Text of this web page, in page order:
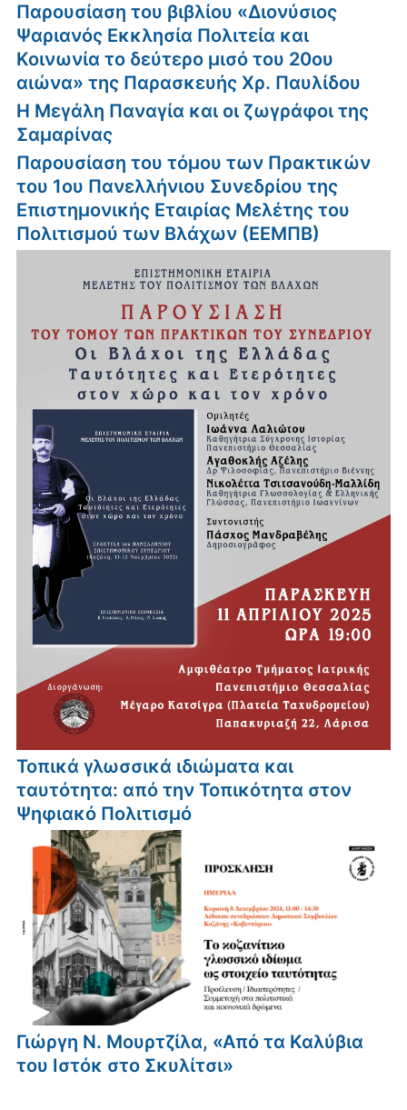
Παρουσίαση του βιβλίου «Διονύσιος
Ψαριανός Εκκλησία Πολιτεία και
Κοινωνία το δεύτερο μισό του 20ου
αιώνα» της Παρασκευής Χρ. Παυλίδου
Η Μεγάλη Παναγία και οι ζωγράφοι της
Σαμαρίνας
Παρουσίαση του τόμου των Πρακτικών
του 1ου Πανελλήνιου Συνεδρίου της
Επιστημονικής Εταιρίας Μελέτης του
Πολιτισμού των Βλάχων (ΕΕΜΠΒ)
Τοπικά γλωσσικά ιδιώματα και
ταυτότητα: από την Τοπικότητα στον
Ψηφιακό Πολιτισμό
Γιώργη Ν. Μουρτζίλα, «Από τα Καλύβια
του Ιστόκ στο Σκυλίτσι»